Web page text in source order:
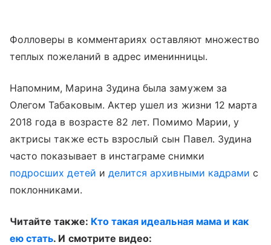
Фолловеры в комментариях оставляют множество
теплых пожеланий в адрес именинницы.
Напомним, Марина Зудина была замужем за
Олегом Табаковым. Актер ушел из жизни 12 марта
2018 года в возрасте 82 лет. Помимо Марии, у
актрисы также есть взрослый сын Павел. Зудина
часто показывает в инстаграме снимки
подросших детей и делится архивными кадрами с
поклонниками.
Читайте также: Кто такая идеальная мама и как
ею стать. И смотрите видео: